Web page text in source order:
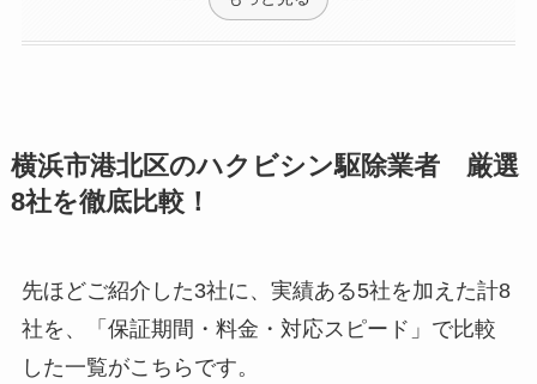
横浜市港北区のハクビシン駆除業者 厳選
8社を徹底比較！
先ほどご紹介した3社に、実績ある5社を加えた計8
社を、「保証期間・料金・対応スピード」で比較
した一覧がこちらです。